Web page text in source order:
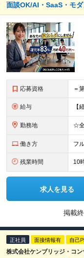
面談OK/AI・SaaS・モ
応募資格
給与
勤務地
働き方 フ
残業時間 10
求人を見る
掲載
正社員 面接情報有 自己
株式会社ケンブリッジ・コ